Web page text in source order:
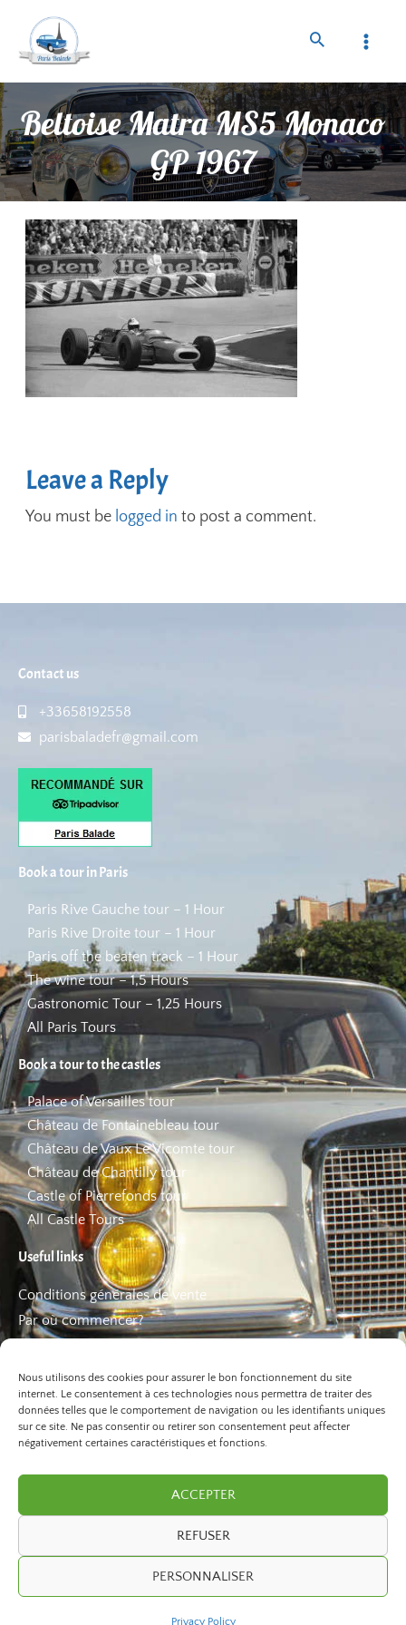
Nous utilisons des cookies pour assurer le bon fonctionnement du site
internet. Le consentement à ces technologies nous permettra de traiter des
données telles que le comportement de navigation ou les identifiants uniques
sur ce site. Ne pas consentir ou retirer son consentement peut affecter
négativement certaines caractéristiques et fonctions.
ACCEPTER
REFUSER
PERSONNALISER
Privacy Policy
Beltoise Matra MS5 Monaco
GP 1967
Leave a Reply
You must be logged in to post a comment.
Contact us
+33658192558
parisbaladefr@gmail.com
Book a tour in Paris
Paris Rive Gauche tour – 1 Hour
Paris Rive Droite tour – 1 Hour
Paris off the beaten track – 1 Hour
The wine tour – 1,5 Hours
Gastronomic Tour – 1,25 Hours
All Paris Tours
Book a tour to the castles
Palace of Versailles tour
Château de Fontainebleau tour
Château de Vaux Le Vicomte tour
Château de Chantilly tour
Castle of Pierrefonds tour
All Castle Tours
Useful links
Conditions générales de vente
Par où commencer?
Les bons plans
©2026 Paris Balade. All Rights Reserved.